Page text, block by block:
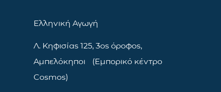
Ελληνική Αγωγή
Λ. Κηφισίας 125, 3ος όροφος,
Αμπελόκηποι (Εμπορικό κέντρο
Cosmos)